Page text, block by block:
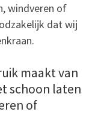
windveren of
dat wij
maakt van
schoon laten
of